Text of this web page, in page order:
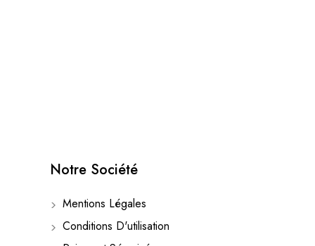
Notre Société
Mentions Légales
Conditions D'utilisation